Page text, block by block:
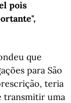
pois
que
para São
teria
transmitir uma